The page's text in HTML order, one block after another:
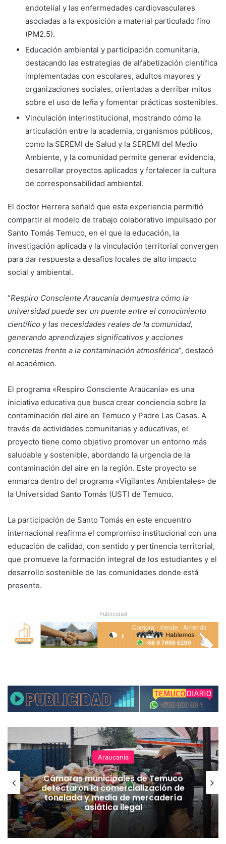
endotelial y las enfermedades cardiovasculares
asociadas a la exposición a material particulado fino
(PM2.5).
Educación ambiental y participación comunitaria,
destacando las estrategias de alfabetización científica
implementadas con escolares, adultos mayores y
organizaciones sociales, orientadas a derribar mitos
sobre el uso de leña y fomentar prácticas sostenibles.
Vinculación interinstitucional, mostrando cómo la
articulación entre la academia, organismos públicos,
como la SEREMI de Salud y la SEREMI del Medio
Ambiente, y la comunidad permite generar evidencia,
desarrollar proyectos aplicados y fortalecer la cultura
de corresponsabilidad ambiental.
El doctor Herrera señaló que esta experiencia permitió
compartir el modelo de trabajo colaborativo impulsado por
Santo Tomás Temuco, en el que la educación, la
investigación aplicada y la vinculación territorial convergen
para dar respuesta a desafíos locales de alto impacto
social y ambiental.
“Respiro Consciente Araucanía demuestra cómo la
universidad puede ser un puente entre el conocimiento
científico y las necesidades reales de la comunidad,
generando aprendizajes significativos y acciones
concretas frente a la contaminación atmosférica”, destacó
el académico.
El programa «Respiro Consciente Araucanía» es una
iniciativa educativa que busca crear conciencia sobre la
contaminación del aire en Temuco y Padre Las Casas. A
través de actividades comunitarias y educativas, el
proyecto tiene como objetivo promover un entorno más
saludable y sostenible, abordando la urgencia de la
contaminación del aire en la región. Este proyecto se
enmarca dentro del programa «Vigilantes Ambientales» de
la Universidad Santo Tomás (UST) de Temuco.
La participación de Santo Tomás en este encuentro
internacional reafirma el compromiso institucional con una
educación de calidad, con sentido y pertinencia territorial,
que promueve la formación integral de los estudiantes y el
desarrollo sostenible de las comunidades donde está
presente.
Publicidad
Araucanía
Cámaras municipales de Temuco
detectaron la comercialización de
tonelada y media de mercadería
asiática ilegal